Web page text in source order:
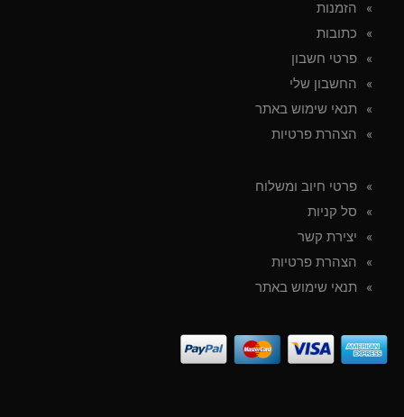
הזמנות
כתובות
פרטי חשבון
החשבון שלי
תנאי שימוש באתר
הצהרת פרטיות
פרטי חיוב ומשלוח
סל קניות
יצירת קשר
הצהרת פרטיות
תנאי שימוש באתר